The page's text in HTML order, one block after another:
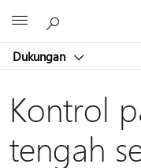
Dukungan
Kontrol
tengah